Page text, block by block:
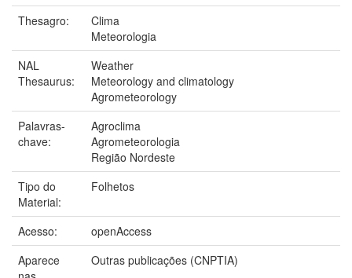
Thesagro:
Clima
Meteorologia
NAL
Thesaurus:
Weather
Meteorology and climatology
Agrometeorology
Palavras-
chave:
Agroclima
Agrometeorologia
Região Nordeste
Tipo do
Material:
Folhetos
Acesso:
openAccess
Aparece
Outras publicações (CNPTIA)